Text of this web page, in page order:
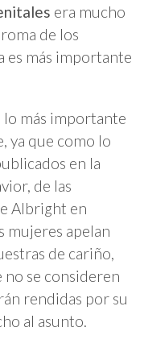
era mucho
de los
es más importante
lo más importante
ya que como lo
en la
de las
Albright en
mujeres apelan
de cariño,
no se consideren
rendidas por su
al asunto.